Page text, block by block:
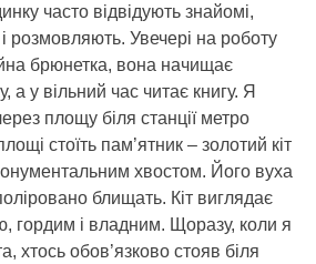
часто відвідують знайомі,
розмовляють. Увечері на роботу
брюнетка, вона начищає
а у вільний час читає книгу. Я
площу біля станції метро
стоїть пам’ятник – золотий кіт
хвостом. Його вуха
блищать. Кіт виглядає
гордим і владним. Щоразу, коли я
хтось обов’язково стояв біля